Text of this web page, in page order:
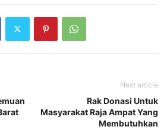
Next article
Rak Donasi Untuk
Masyarakat Raja Ampat Yang
Membutuhkan